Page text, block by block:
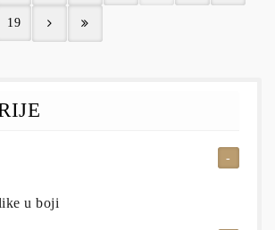
19
u boji